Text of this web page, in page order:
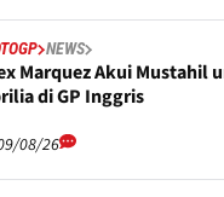
NEWS
Marquez Akui Mustahil
di GP Inggris
08/26